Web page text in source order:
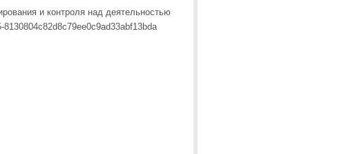
и контроля над деятельностью